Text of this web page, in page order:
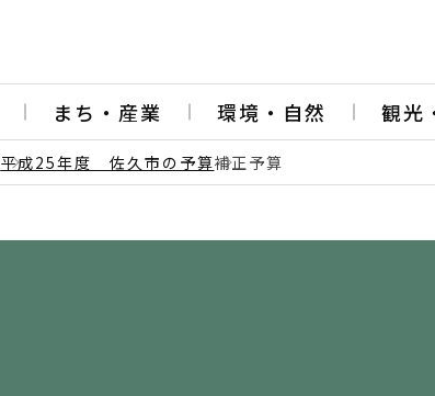
まち・産業 環境・自然 観光
平成25年度 佐久市の予算補正予算